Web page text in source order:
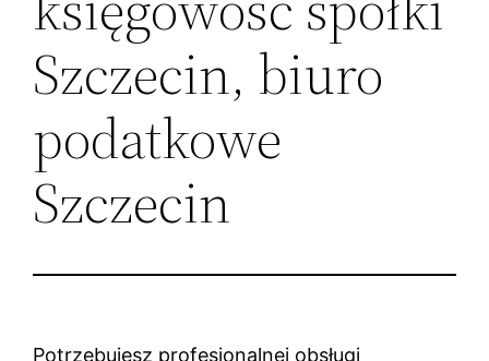
Szczecin, biuro
podatkowe
Szczecin
Potrzebujesz profesjonalnej obsługi